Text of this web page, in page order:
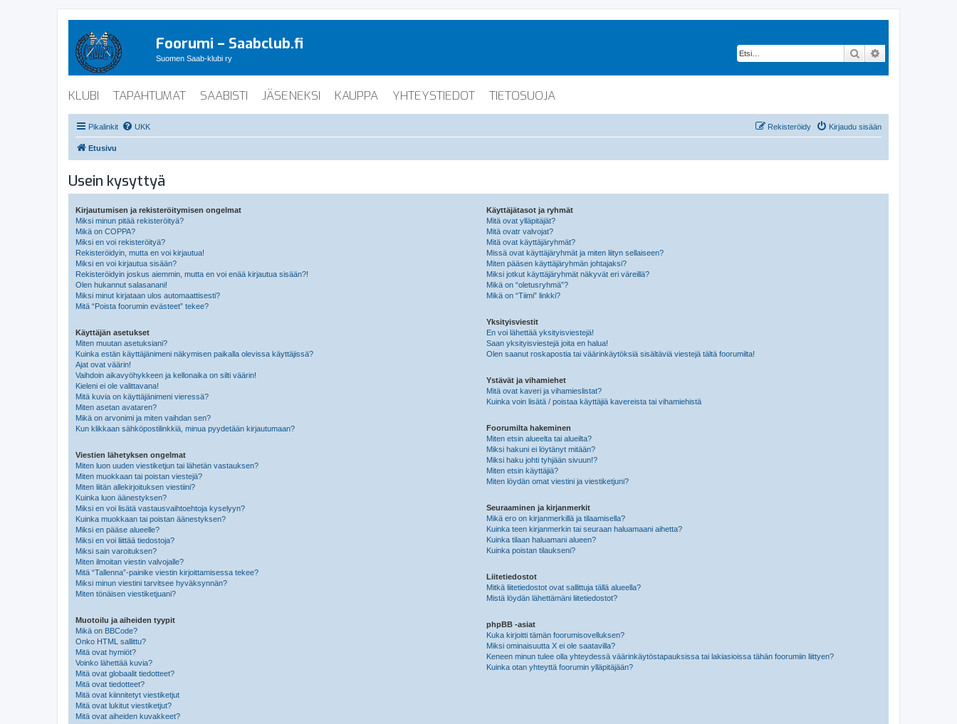
Foorumi – Saabclub.fi
Suomen Saab-klubi ry Etsi
KLUBI TAPAHTUMAT SAABISTI JÄSENEKSI KAUPPA YHTEYSTIEDOT TIETOSUOJA
Pikalinkit UKK Kirjaudu sisään
Rekisteröidy
Etusivu
Usein kysyttyä
Kirjautumisen ja rekisteröitymisen ongelmat
Miksi minun pitää rekisteröityä?
Mikä on COPPA?
Miksi en voi rekisteröityä?
Rekisteröidyin, mutta en voi kirjautua!
Miksi en voi kirjautua sisään?
Rekisteröidyin joskus aiemmin, mutta en voi enää kirjautua sisään?!
Olen hukannut salasanani!
Miksi minut kirjataan ulos automaattisesti?
Mitä “Poista foorumin evästeet” tekee?
Käyttäjän asetukset
Miten muutan asetuksiani?
Kuinka estän käyttäjänimeni näkymisen paikalla olevissa käyttäjissä?
Ajat ovat väärin!
Vaihdoin aikavyöhykkeen ja kellonaika on silti väärin!
Kieleni ei ole valittavana!
Mitä kuvia on käyttäjänimeni vieressä?
Miten asetan avataren?
Mikä on arvonimi ja miten vaihdan sen?
Kun klikkaan sähköpostilinkkiä, minua pyydetään kirjautumaan?
Viestien lähetyksen ongelmat
Miten luon uuden viestiketjun tai lähetän vastauksen?
Miten muokkaan tai poistan viestejä?
Miten liitän allekirjoituksen viestiini?
Kuinka luon äänestyksen?
Miksi en voi lisätä vastausvaihtoehtoja kyselyyn?
Kuinka muokkaan tai poistan äänestyksen?
Miksi en pääse alueelle?
Miksi en voi liittää tiedostoja?
Miksi sain varoituksen?
Miten ilmoitan viestin valvojalle?
Mitä “Tallenna”-painike viestin kirjoittamisessa tekee?
Miksi minun viestini tarvitsee hyväksynnän?
Miten tönäisen viestiketjuani?
Muotoilu ja aiheiden tyypit
Mikä on BBCode?
Onko HTML sallittu?
Mitä ovat hymiöt?
Voinko lähettää kuvia?
Mitä ovat globaalit tiedotteet?
Mitä ovat tiedotteet?
Mitä ovat kiinnitetyt viestiketjut
Mitä ovat lukitut viestiketjut?
Mitä ovat aiheiden kuvakkeet?
Käyttäjätasot ja ryhmät
Mitä ovat ylläpitäjät?
Mitä ovatr valvojat?
Mitä ovat käyttäjäryhmät?
Missä ovat käyttäjäryhmät ja miten liityn sellaiseen?
Miten pääsen käyttäjäryhmän johtajaksi?
Miksi jotkut käyttäjäryhmät näkyvät eri väreillä?
Mikä on “oletusryhmä”?
Mikä on “Tiimi” linkki?
Yksityisviestit
En voi lähettää yksityisviestejä!
Saan yksityisviestejä joita en halua!
Olen saanut roskapostia tai väärinkäytöksiä sisältäviä viestejä tältä foorumilta!
Ystävät ja vihamiehet
Mitä ovat kaveri ja vihamieslistat?
Kuinka voin lisätä / poistaa käyttäjiä kavereista tai vihamiehistä
Foorumilta hakeminen
Miten etsin alueelta tai alueilta?
Miksi hakuni ei löytänyt mitään?
Miksi haku johti tyhjään sivuun!?
Miten etsin käyttäjiä?
Miten löydän omat viestini ja viestiketjuni?
Seuraaminen ja kirjanmerkit
Mikä ero on kirjanmerkillä ja tilaamisella?
Kuinka teen kirjanmerkin tai seuraan haluamaani aihetta?
Kuinka tilaan haluamani alueen?
Kuinka poistan tilaukseni?
Liitetiedostot
Mitkä liitetiedostot ovat sallittuja tällä alueella?
Mistä löydän lähettämäni liitetiedostot?
phpBB -asiat
Kuka kirjoitti tämän foorumisovelluksen?
Miksi ominaisuutta X ei ole saatavilla?
Keneen minun tulee olla yhteydessä väärinkäytöstapauksissa tai lakiasioissa tähän foorumiin liittyen?
Kuinka otan yhteyttä foorumin ylläpitäjään?